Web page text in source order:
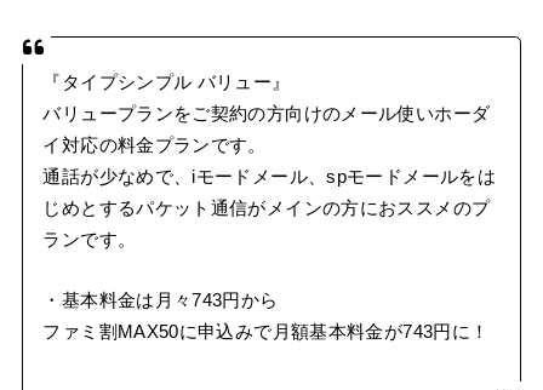
『タイプシンプル バリュー』
バリュープランをご契約の方向けのメール使いホーダ
イ対応の料金プランです。
通話が少なめで、iモードメール、spモードメールをは
じめとするパケット通信がメインの方におススメのプ
ランです。
・基本料金は月々743円から
ファミ割MAX50に申込みで月額基本料金が743円に！